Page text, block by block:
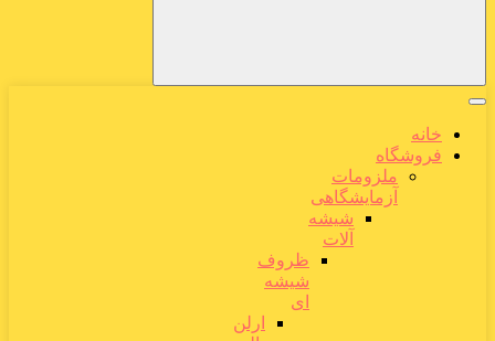
خانه
فروشگاه
ملزومات
آزمایشگاهی
شیشه
آلات
ظروف
شیشه
ای
ارلن